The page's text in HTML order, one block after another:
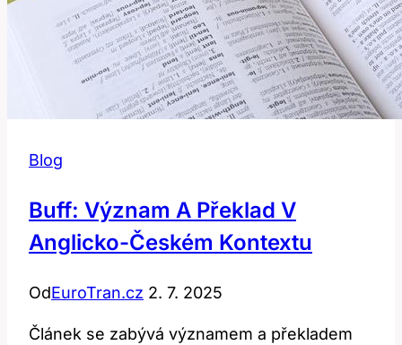
Blog
Buff: Význam A Překlad V
Anglicko-Českém Kontextu
OdEuroTran.cz 2. 7. 2025
Článek se zabývá významem a překladem